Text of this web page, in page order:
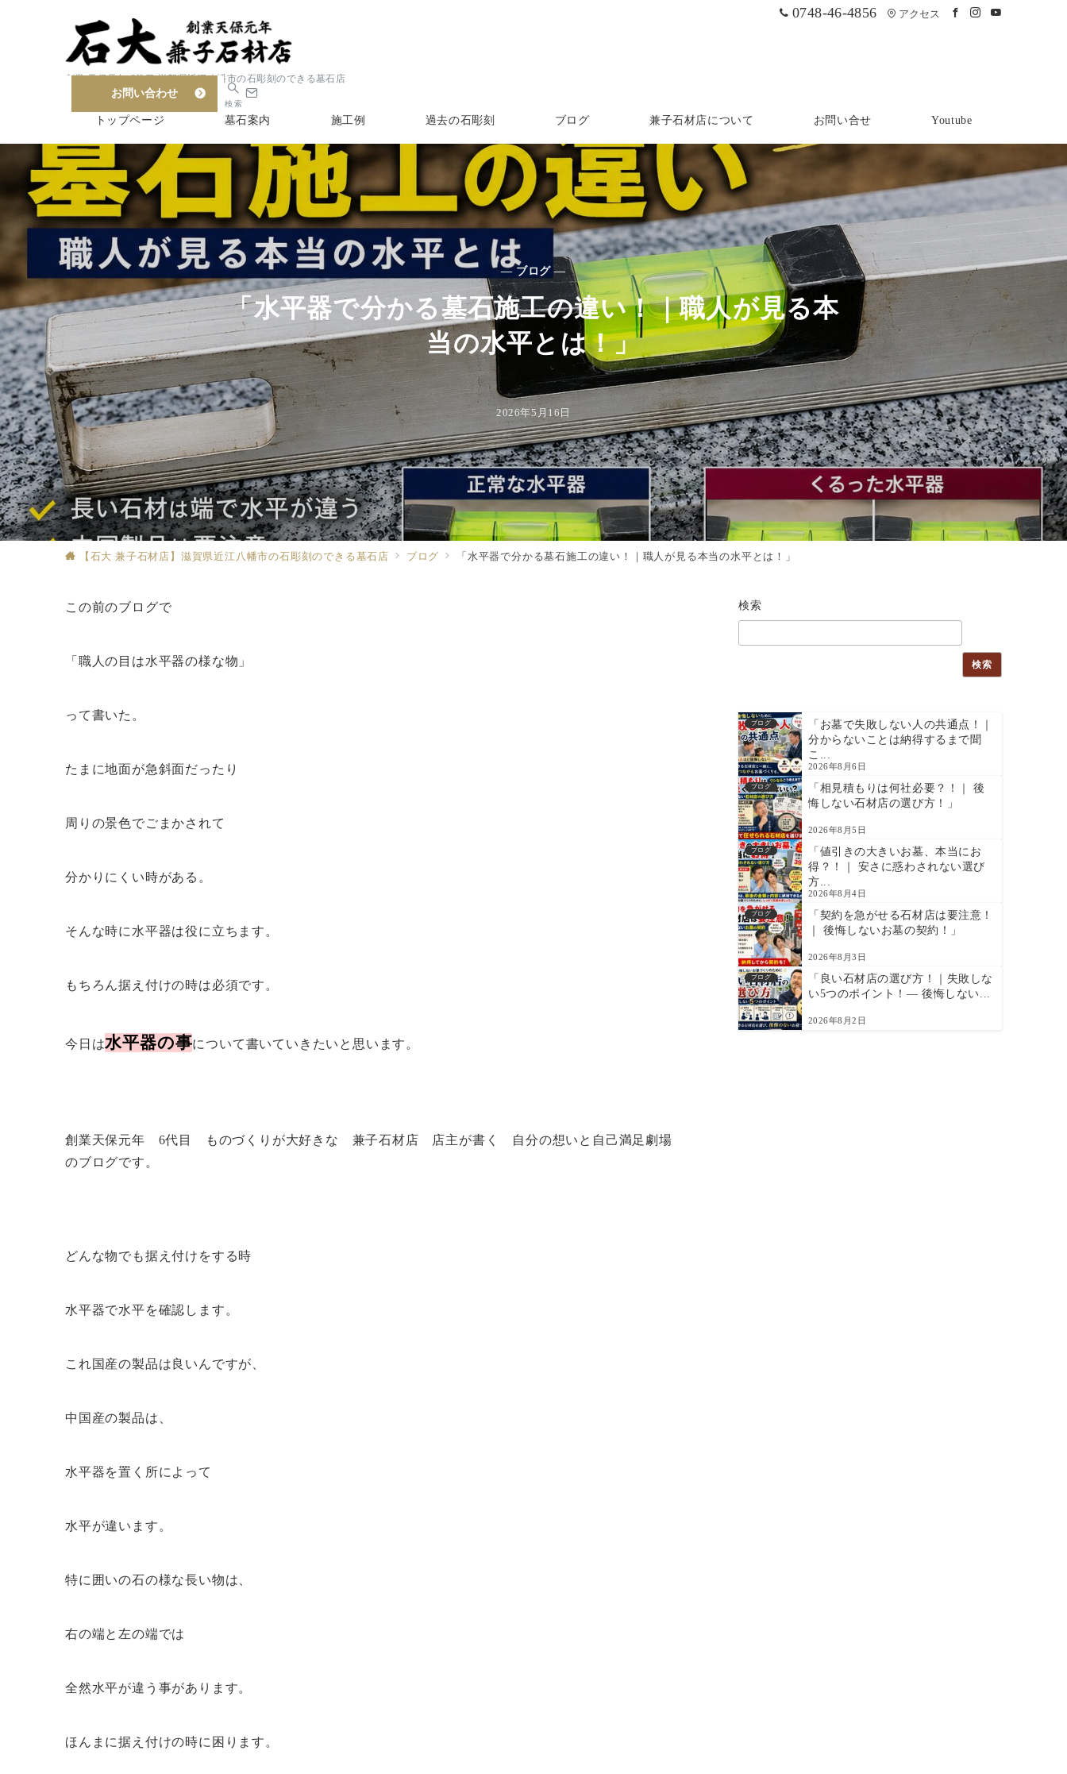
0748-46-4856 アクセス
創業 天保元年 6代目 滋賀県近江八幡市の石彫刻のできる墓石店
お問い合わせ
検索
トップページ 墓石案内 施工例 過去の石彫刻 ブログ 兼子石材店について お問い合せ Youtube
— ブログ —
「水平器で分かる墓石施工の違い！｜職人が見る本
当の水平とは！」
2026年5月16日
【石大 兼子石材店】滋賀県近江八幡市の石彫刻のできる墓石店 ブログ 「水平器で分かる墓石施工の違い！｜職人が見る本当の水平とは！」
この前のブログで
「職人の目は水平器の様な物」
って書いた。
たまに地面が急斜面だったり
周りの景色でごまかされて
分かりにくい時がある。
そんな時に水平器は役に立ちます。
もちろん据え付けの時は必須です。
今日は水平器の事について書いていきたいと思います。
創業天保元年 6代目 ものづくりが大好きな 兼子石材店 店主が書く 自分の想いと自己満足劇場
のブログです。
どんな物でも据え付けをする時
水平器で水平を確認します。
これ国産の製品は良いんですが、
中国産の製品は、
水平器を置く所によって
水平が違います。
特に囲いの石の様な長い物は、
右の端と左の端では
全然水平が違う事があります。
ほんまに据え付けの時に困ります。
検索
検索
ブログ
「お墓で失敗しない人の共通点！｜
分からないことは納得するまで聞
こ...
2026年8月6日
ブログ
「相見積もりは何社必要？！｜ 後
悔しない石材店の選び方！」
2026年8月5日
ブログ
「値引きの大きいお墓、本当にお
得？！｜ 安さに惑わされない選び
方...
2026年8月4日
ブログ
「契約を急がせる石材店は要注意！
｜ 後悔しないお墓の契約！」
2026年8月3日
ブログ
「良い石材店の選び方！｜失敗しな
い5つのポイント！― 後悔しない...
2026年8月2日